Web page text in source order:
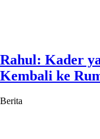
Rahul: Kader
Kembali ke
Berita